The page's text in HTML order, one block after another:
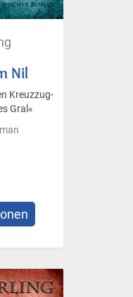
Nil
Kreuzzug-
Gral«